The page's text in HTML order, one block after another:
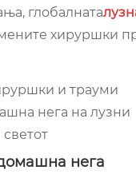
глобалната
хируршки
и трауми
нега на лузни
нега